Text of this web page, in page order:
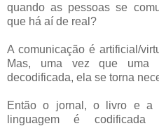
quando as pessoas se
que há aí de real?
A comunicação é artificial/
Mas, uma vez que uma
decodificada, ela se torna
Então o jornal, o livro e a
linguagem é